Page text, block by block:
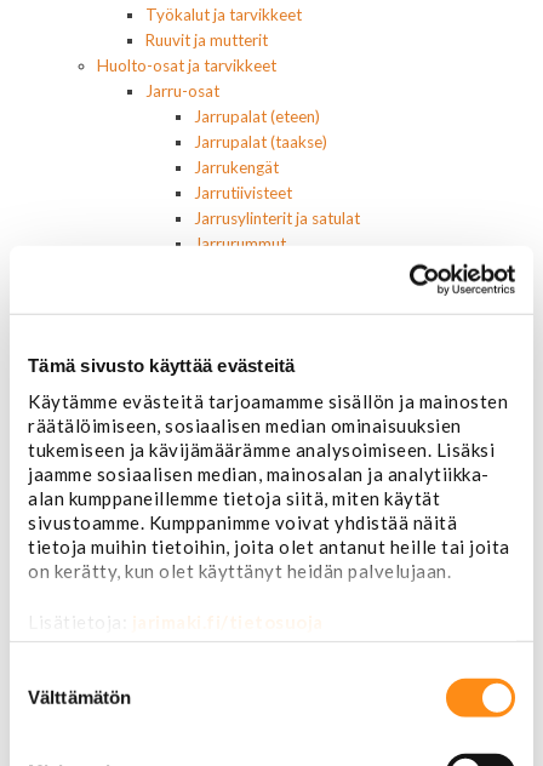
Tämä sivusto käyttää evästeitä
Käytämme evästeitä tarjoamamme sisällön ja mainosten
räätälöimiseen, sosiaalisen median ominaisuuksien
tukemiseen ja kävijämäärämme analysoimiseen. Lisäksi
jaamme sosiaalisen median, mainosalan ja analytiikka-
alan kumppaneillemme tietoja siitä, miten käytät
sivustoamme. Kumppanimme voivat yhdistää näitä
tietoja muihin tietoihin, joita olet antanut heille tai joita
on kerätty, kun olet käyttänyt heidän palvelujaan.
Lisätietoja: jarimaki.fi/tietosuoja
valinta
Välttämätön
Työkalut ja tarvikkeet
Ruuvit ja mutterit
Huolto-osat ja tarvikkeet
Jarru-osat
Jarrupalat (eteen)
Jarrupalat (taakse)
Jarrukengät
Jarrutiivisteet
Jarrusylinterit ja satulat
Jarrurummut
Jarruletkut ja -vaijerit
Muut jarruosat
Laakerit ja akselitiivisteet
Jäähdyttimet ja osat
Jäähdyttimet
Korkit
Letkut
Termostaatit, kotelot, tiivisteet
Lämpötila-anturit
Vesipumput ja tiivisteet
Kiinnikkeet ja pidikkeet